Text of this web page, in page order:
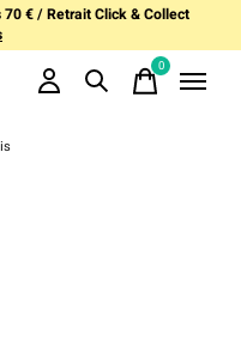
€ / Retrait Click & Collect
0items